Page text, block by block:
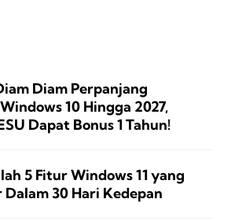
Diam Perpanjang
10 Hingga 2027,
Dapat Bonus 1 Tahun!
5 Fitur Windows 11 yang
30 Hari Kedepan